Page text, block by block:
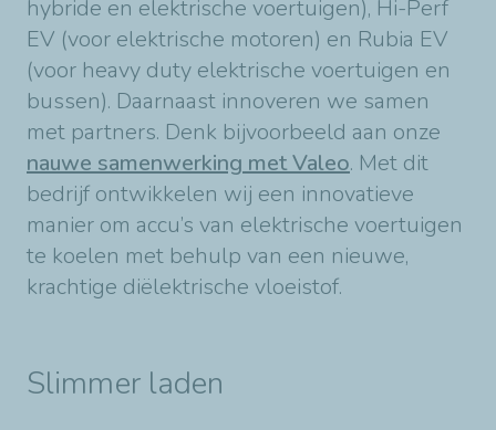
hybride en elektrische voertuigen), Hi-Perf
EV (voor elektrische motoren) en Rubia EV
(voor heavy duty elektrische voertuigen en
bussen). Daarnaast innoveren we samen
met partners. Denk bijvoorbeeld aan onze
nauwe samenwerking met Valeo. Met dit
bedrijf ontwikkelen wij een innovatieve
manier om accu’s van elektrische voertuigen
te koelen met behulp van een nieuwe,
krachtige diëlektrische vloeistof.
Slimmer laden